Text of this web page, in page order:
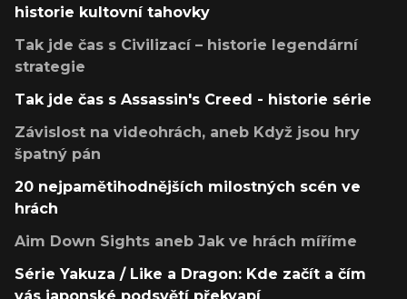
historie kultovní tahovky
Tak jde čas s Civilizací – historie legendární
strategie
Tak jde čas s Assassin's Creed - historie série
Závislost na videohrách, aneb Když jsou hry
špatný pán
20 nejpamětihodnějších milostných scén ve
hrách
Aim Down Sights aneb Jak ve hrách míříme
Série Yakuza / Like a Dragon: Kde začít a čím